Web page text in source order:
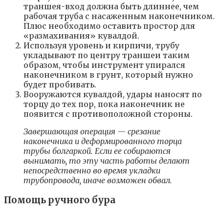
траншея-вход должна быть длиннее, чем
рабочая труба с насаженным наконечником.
Плюс необходимо оставить простор для
«размахивания» кувалдой.
Используя уровень и кирпичи, трубу
укладывают по центру траншеи таким
образом, чтобы инструмент упирался
наконечником в грунт, который нужно
будет пробивать.
Вооружаются кувалдой, удары наносят по
торцу до тех пор, пока наконечник не
появится с противоположной стороны.
Завершающая операция — срезание
наконечника и деформированного торца
трубы болгаркой. Если ее собираются
вынимать, то эту часть работы делают
непосредственно во время укладки
трубопровода, иначе возможен обвал.
Помощь ручного бура